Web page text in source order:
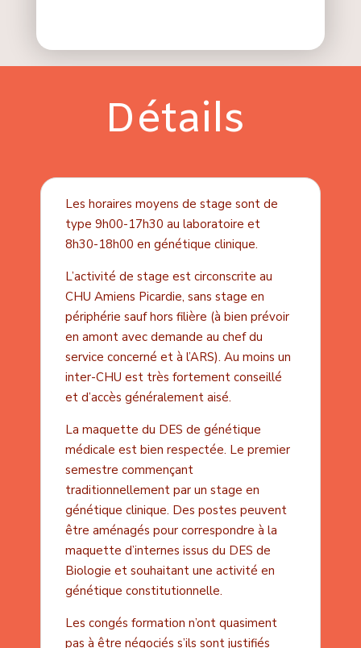
Détails
Les horaires moyens de stage sont de
type 9h00-17h30 au laboratoire et
8h30-18h00 en génétique clinique.
L’activité de stage est circonscrite au
CHU Amiens Picardie, sans stage en
périphérie sauf hors filière (à bien prévoir
en amont avec demande au chef du
service concerné et à l’ARS). Au moins un
inter-CHU est très fortement conseillé
et d’accès généralement aisé.
La maquette du DES de génétique
médicale est bien respectée. Le premier
semestre commençant
traditionnellement par un stage en
génétique clinique. Des postes peuvent
être aménagés pour correspondre à la
maquette d’internes issus du DES de
Biologie et souhaitant une activité en
génétique constitutionnelle.
Les congés formation n’ont quasiment
pas à être négociés s’ils sont justifiés